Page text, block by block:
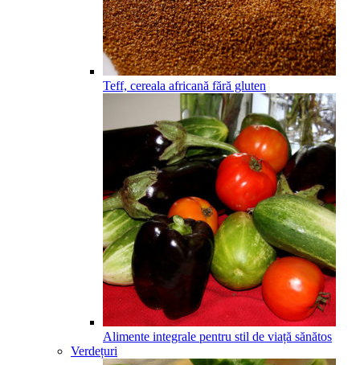
Teff, cereala africană fără gluten
Alimente integrale pentru stil de viață sănătos
Verdețuri